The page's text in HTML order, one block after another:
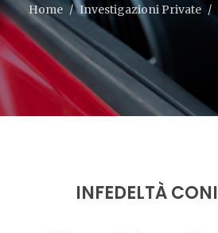
Home Investigazioni Private
INFEDELTÀ